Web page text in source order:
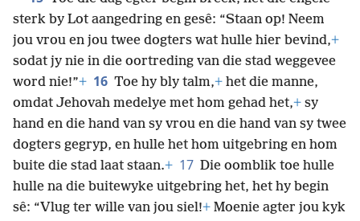
sterk by Lot aangedring en gesê: “Staan op! Neem
jou vrou en jou twee dogters wat hulle hier bevind,+
sodat jy nie in die oortreding van die stad weggevee
word nie!”+ 16 Toe hy bly talm,+ het die manne,
omdat Jehovah medelye met hom gehad het,+ sy
hand en die hand van sy vrou en die hand van sy twee
dogters gegryp, en hulle het hom uitgebring en hom
buite die stad laat staan.+ 17 Die oomblik toe hulle
hulle na die buitewyke uitgebring het, het hy begin
sê: “Vlug ter wille van jou siel!+ Moenie agter jou kyk